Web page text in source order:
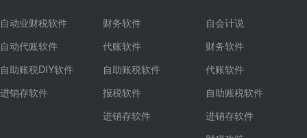
自动业财税软件
自动代账软件
自助账税DIY软件
进销存软件
财务软件
代账软件
自助账税软件
报税软件
进销存软件
自会计说
财务软件
代账软件
自助账税软件
进销存软件